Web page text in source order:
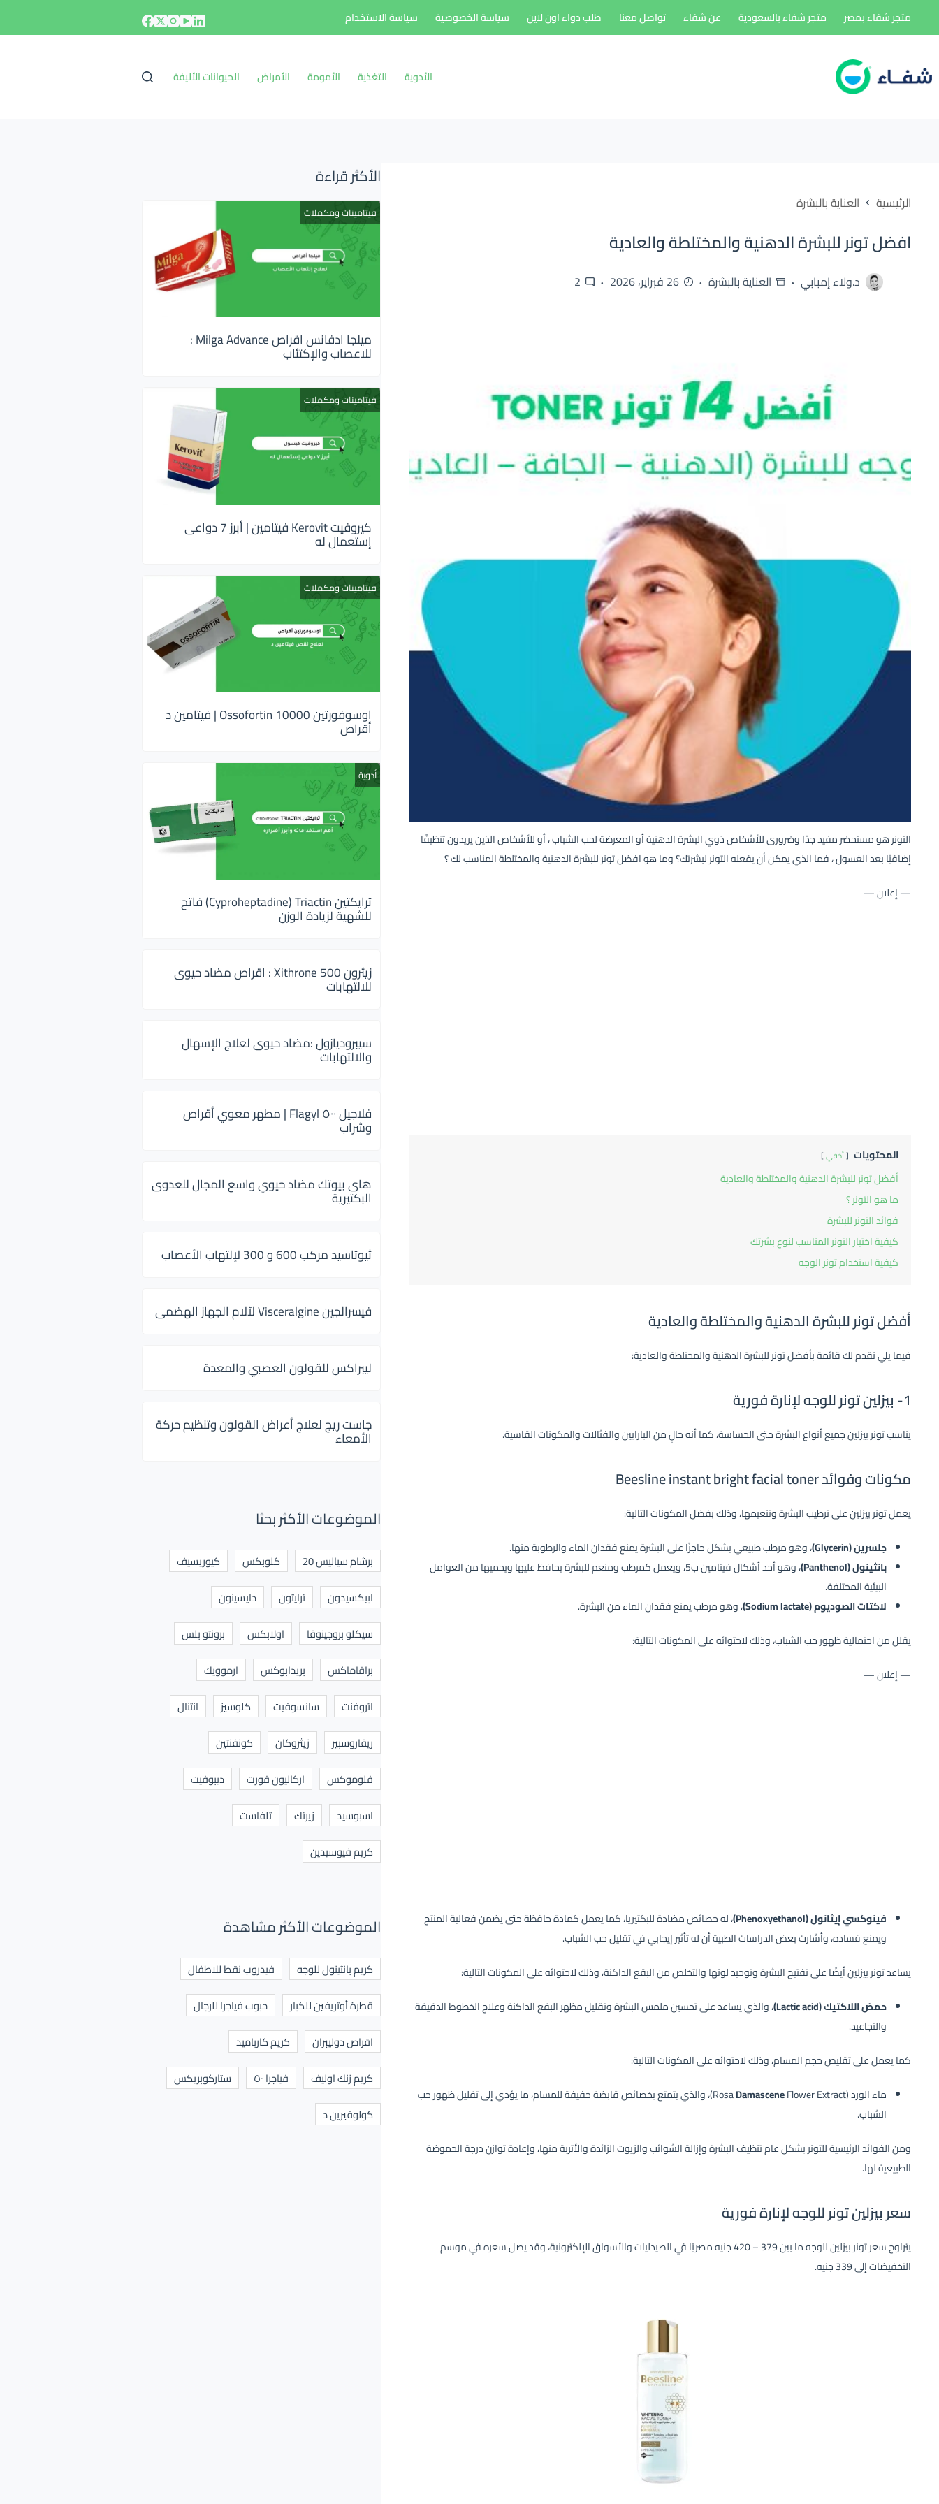
إلى
متجر شفاء بمصر متجر شفاء بالسعودية عن شفاء تواصل معنا طلب دواء اون لاين سياسة الخصوصية سياسة الاستخدام
الأدوية التغذية الأمومة الأمراض الحيوانات الأليفة
الرئيسية العناية بالبشرة
افضل تونر للبشرة الدهنية والمختلطة والعادية
د.ولاء إمبابي العناية بالبشرة 26 فبراير، 2026 2
التونر هو مستحضر مفيد جدًا وضرورى للأشخاص ذوي البشرة الدهنية أو المعرضة لحب الشباب ، أو للأشخاص الذين يريدون تنظيفًا
إضافيًا بعد الغسول ، فما الذي يمكن أن يفعله التونر لبشرتك؟ وما هو افضل تونر للبشرة الدهنية والمختلطة المناسب لك ؟
— إعلان —
المحتويات أخفي
أفضل تونر للبشرة الدهنية والمختلطة والعادية
ما هو التونر ؟
فوائد التونر للبشرة
كيفية اختيار التونر المناسب لنوع بشرتك
كيفية استخدام تونر الوجه
أفضل تونر للبشرة الدهنية والمختلطة والعادية
فيما يلي نقدم لك قائمة بأفضل تونر للبشرة الدهنية والمختلطة والعادية:
1- بيزلين تونر للوجه لإنارة فورية
يناسب تونر بيزلين جميع أنواع البشرة حتى الحساسة، كما أنه خالٍ من البارابين والفثالات والمكونات القاسية.
مكونات وفوائد Beesline instant bright facial toner
يعمل تونر بيزلين على ترطيب البشرة وتنعيمها، وذلك بفضل المكونات التالية:
جلسرين (Glycerin)
، وهو مرطب طبيعي يشكل حاجزًا على البشرة يمنع فقدان الماء والرطوبة منها.
بانثينول (Panthenol)
، وهو أحد أشكال فيتامين ب5، ويعمل كمرطب ومنعم للبشرة يحافظ عليها ويحميها من العوامل
البيئية المختلفة.
لاكتات الصوديوم (Sodium lactate)
، وهو مرطب يمنع فقدان الماء من البشرة.
يقلل من احتمالية ظهور حب الشباب، وذلك لاحتوائه على المكونات التالية:
— إعلان —
فينوكسي إيثانول (Phenoxyethanol)
، له خصائص مضادة للبكتيريا، كما يعمل كمادة حافظة حتى يضمن فعالية المنتج
ويمنع فساده، وأشارت بعض الدراسات الطبية أن له تأثير إيجابي في تقليل حب الشباب.
يساعد تونر بيزلين أيضًا على تفتيح البشرة وتوحيد لونها والتخلص من البقع الداكنة، وذلك لاحتوائه على المكونات التالية:
حمض اللاكتيك (Lactic acid)
، والذي يساعد على تحسين ملمس البشرة وتقليل مظهر البقع الداكنة وعلاج الخطوط الدقيقة
والتجاعيد.
كما يعمل على تقليص حجم المسام، وذلك لاحتوائه على المكونات التالية:
ماء الورد (Rosa
DamasceneFlower Extract)
، والذي يتمتع بخصائص قابضة خفيفة للمسام، ما يؤدي إلى تقليل ظهور حب
الشباب.
ومن الفوائد الرئيسية للتونر بشكل عام تنظيف البشرة وإزالة الشوائب والزيوت الزائدة والأتربة منها، وإعادة توازن درجة الحموضة
الطبيعية لها.
سعر بيزلين تونر للوجه لإنارة فورية
يتراوح سعر تونر بيزلين للوجه ما بين 379 – 420 جنيه مصريًا في الصيدليات والأسواق الإلكترونية، وقد يصل سعره في موسم
التخفيضات إلى 339 جنيه.
الأكثر قراءة
فيتامينات ومكملات
ميلجا ادفانس اقراص Milga Advance :
للاعصاب والإكتئاب
فيتامينات ومكملات
كيروفيت Kerovit فيتامين | أبرز 7 دواعى
إستعمال له
فيتامينات ومكملات
اوسوفورتين 10000 Ossofortin | فيتامين د
أقراص
أدوية
ترايكتين Cyproheptadine) Triactin) فاتح
للشهية لزيادة الوزن
زيثرون 500 Xithrone : اقراص مضاد حيوى
للالتهابات
سيبروديازول :مضاد حيوى لعلاج الإسهال
والالتهابات
فلاجيل ٥٠٠ Flagyl | مطهر معوي أقراص
وشراب
هاى بيوتك مضاد حيوي واسع المجال للعدوى
البكتيرية
ثيوتاسيد مركب 600 و 300 لإلتهاب الأعصاب
فيسرالجين Visceralgine لآلام الجهاز الهضمى
ليبراكس للقولون العصبي والمعدة
جاست ريج لعلاج أعراض القولون وتنظيم حركة
الأمعاء
الموضوعات الأكثر بحثا
برشام سياليس 20 كلوبكس
كيوريسيف
ابيكسيدون
ترايتون
دايسينون
سيكلو بروجينوفا
اولابكس
برونتو بلس
برافاماكس
بريدابوكس
ارموويك
اتروفنت
سانسوفيت كلوسيز
انتنال
ريفاروسبير
زيثروكان
كونفنتين
فلوموكس
اركاليون فورت
ديبوفيت
اسبوسيد
زيرتك
تلفاست
كريم فيوسيدين
الموضوعات الأكثر مشاهدة
كريم بانثينول للوجه
فيدروب نقط للاطفال
قطرة أوتريفين للكبار
حبوب فياجرا للرجال
اقراص دوليبران
كريم كارباميد
كريم زنك اوليف
فياجرا ٥٠
ستاركوبريكس
كولوفيرين د